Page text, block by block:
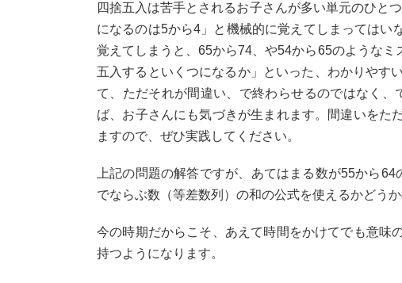
四捨五入は苦手とされるお子さんが多い単元のひと
になるのは5から4」と機械的に覚えてしまってはい
覚えてしまうと、65から74、や54から65のような
五入するといくつになるか」といった、わかりやす
て、ただそれが間違い、で終わらせるのではなく
ば、お子さんにも気づきが生まれます。間違いをた
ますので、ぜひ実践してください。
上記の問題の解答ですが、あてはまる数が55から
でならぶ数（等差数列）の和の公式を使えるかどう
今の時期だからこそ、あえて時間をかけてでも意味
持つようになります。